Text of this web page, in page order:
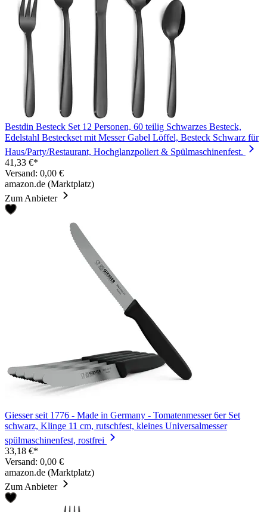
Bestdin Besteck Set 12 Personen, 60 teilig Schwarzes Besteck,
Edelstahl Besteckset mit Messer Gabel Löffel, Besteck Schwarz für
Haus/Party/Restaurant, Hochglanzpoliert & Spülmaschinenfest.
41,33 €*
Versand: 0,00 €
amazon.de (Marktplatz)
Zum Anbieter
Giesser seit 1776 - Made in Germany - Tomatenmesser 6er Set
schwarz, Klinge 11 cm, rutschfest, kleines Universalmesser
spülmaschinenfest, rostfrei
33,18 €*
Versand: 0,00 €
amazon.de (Marktplatz)
Zum Anbieter